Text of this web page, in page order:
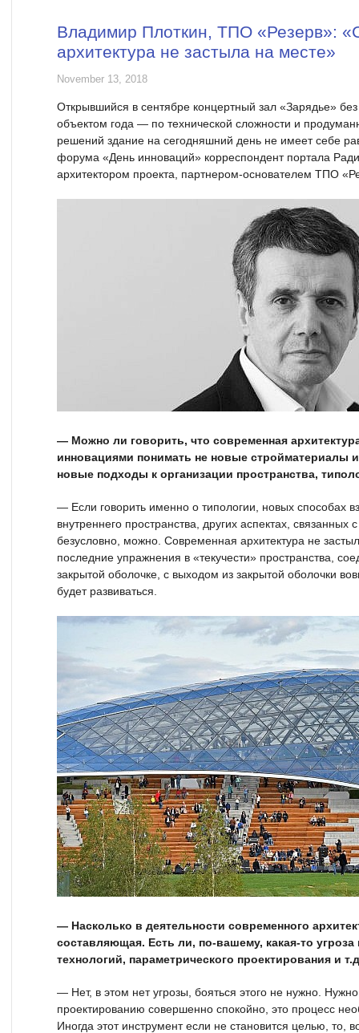
Владимир Плоткин, ТПО «Резерв»:
архитектура не застыла на месте»
November 13, 2018
Открывшийся в сентябре концертный зал «Зарядье»
объектом года — по технической сложности и
решений здание на сегодняшний день не имеет себе
форума «День инноваций» корреспондент портала
архитектором проекта, партнером-основателем ТПО
— Можно ли говорить, что современная
инновациями понимать не новые стройматериалы
новые подходы к организации пространства,
— Если говорить именно о типологии, новых способах
внутреннего пространства, других аспектах,
безусловно, можно. Современная архитектура не
последние упражнения в «текучести» пространства,
закрытой оболочке, с выходом из закрытой оболочки
будет развиваться.
— Насколько в деятельности современного
составляющая. Есть ли, по-вашему, какая-то
технологий, параметрического проектирования и
— Нет, в этом нет угрозы, бояться этого не нужно.
проектированию совершенно спокойно, это процесс
Иногда этот инструмент если не становится целью, то,